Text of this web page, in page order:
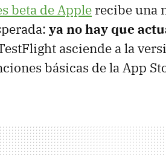
beta de Apple recibe una
ya no hay que
asciende a la
básicas de la App